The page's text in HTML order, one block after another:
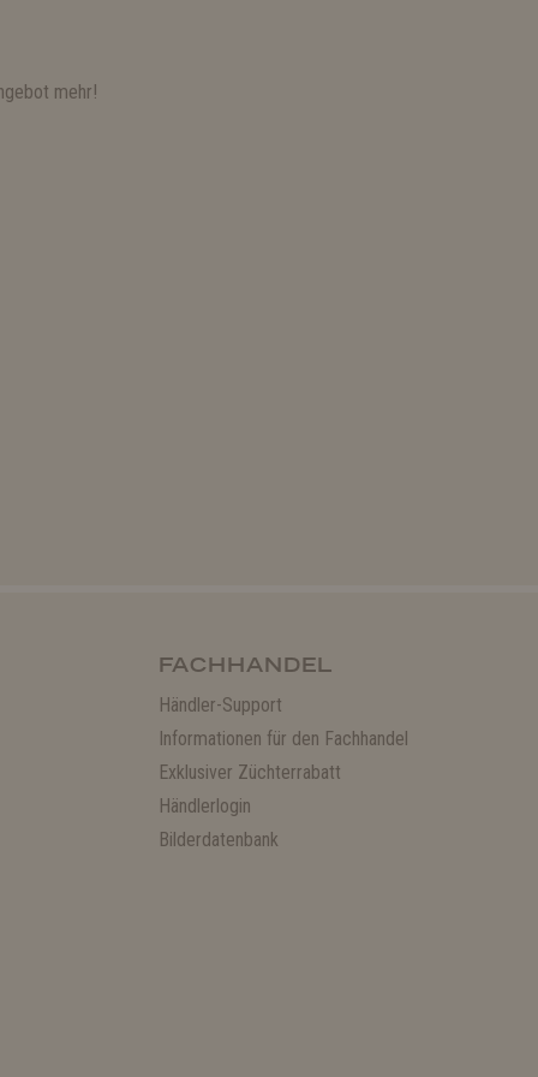
mehr!
FACHHANDEL
Händler-Support
Informationen für den Fachhandel
Exklusiver Züchterrabatt
Händlerlogin
Bilderdatenbank